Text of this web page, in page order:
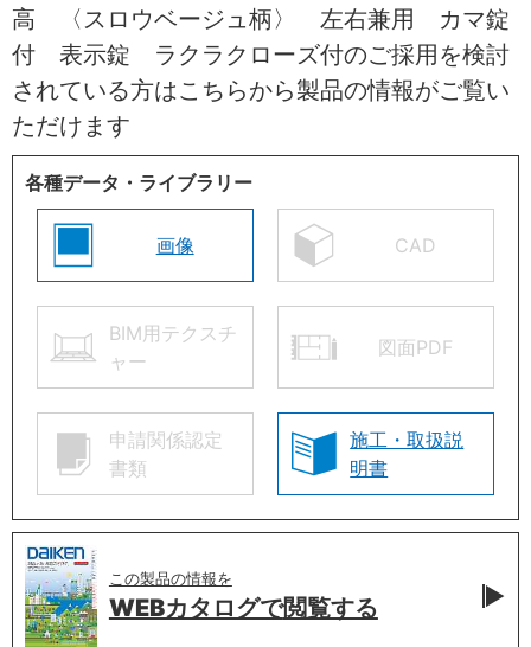
高 〈スロウベージュ柄〉 左右兼用 カマ錠
付 表示錠 ラクラクローズ付のご採用を検討
されている方はこちらから製品の情報がご覧い
ただけます
各種データ・ライブラリー
画像 CAD
BIM用テクスチ
ャー
図面PDF
申請関係認定
書類
施工・取扱説
明書
この製品の情報を
WEBカタログで閲覧する